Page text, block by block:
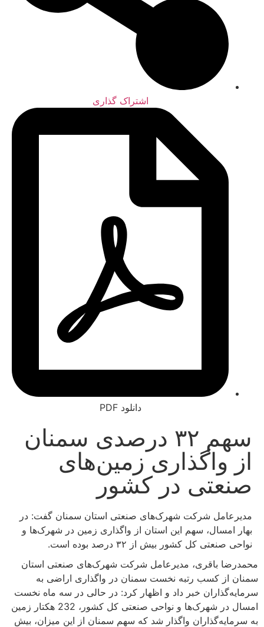
سهم ۳۲ درصدی سمنان
زمین‌های
در کشور
شرکت شهرک‌های صنعتی استان سمنان گفت: در
سهم این استان از واگذاری زمین در شهرک‌ها و
کل کشور بیش از ۳۲ درصد بوده است.
اشتراک گذاری
باقری، مدیرعامل شرکت شهرک‌های صنعتی استان
کسب رتبه نخست سمنان در واگذاری اراضی به
خبر داد و اظهار کرد: در حالی در سه ماه نخست
امسال در شهرک‌ها و نواحی صنعتی کل کشور، 232 هکتار زمین
واگذار شد که سهم سمنان از این میزان، بیش